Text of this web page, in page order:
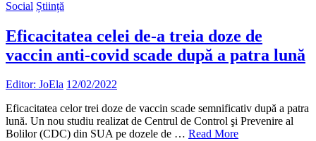
Social Știință
Eficacitatea celei de-a treia doze de
vaccin anti-covid scade după a patra lună
Editor: JoEla 12/02/2022
Eficacitatea celor trei doze de vaccin scade semnificativ după a patra
lună. Un nou studiu realizat de Centrul de Control şi Prevenire al
Bolilor (CDC) din SUA pe dozele de … Read More